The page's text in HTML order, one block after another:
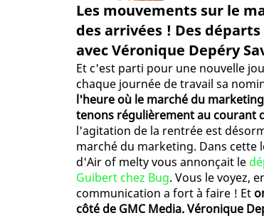
Les mouvements sur le
des arrivées ! Des
avec Véronique Depéry
Et c'est parti pour une nouvelle
chaque journée de travail sa
l'heure où le marché du
tenons régulièrement au courant
l'agitation de la rentrée est
marché du marketing. Dans cette
d'Air of melty vous annonçait le
Guibert chez Bug. Vous le voyez,
communication a fort à faire ! Et
côté de GMC Media. Véronique